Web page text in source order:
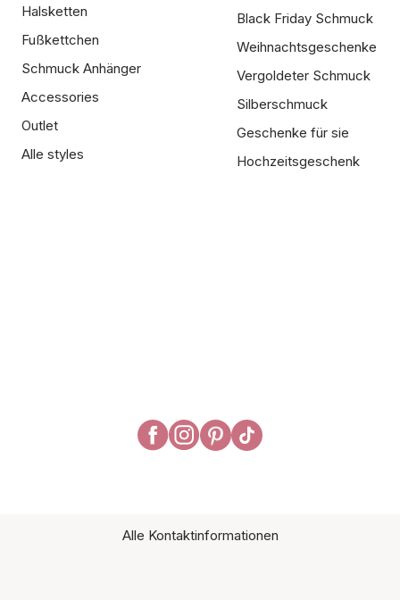
Halsketten
Fußkettchen
Schmuck Anhänger
Accessories
Outlet
Alle styles
Black Friday Schmuck
Weihnachtsgeschenke
Vergoldeter Schmuck
Silberschmuck
Geschenke für sie
Hochzeitsgeschenk
Alle Kontaktinformationen